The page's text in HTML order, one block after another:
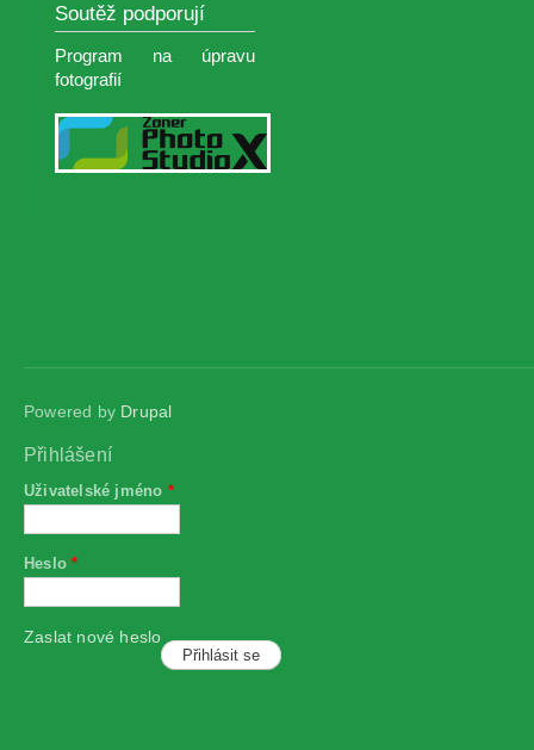
Soutěž podporují
Program na úpravu
fotografií
Powered by Drupal
Přihlášení
Uživatelské jméno *
Heslo*
Zaslat nové heslo